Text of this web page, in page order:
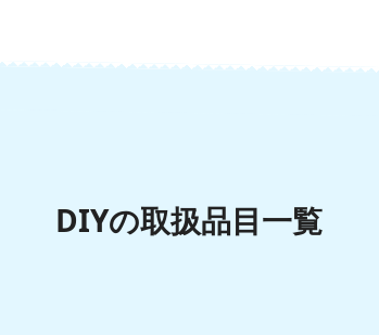
DIYの取扱品目一覧